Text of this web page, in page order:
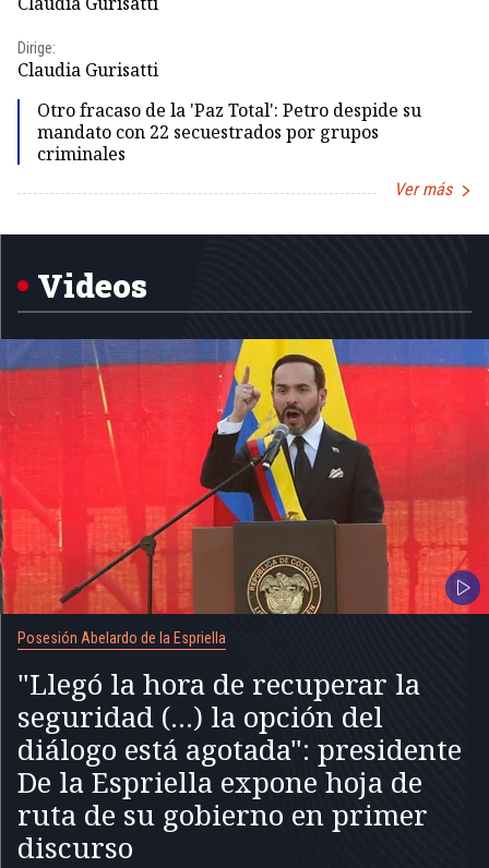
Dirige:
Claudia Gurisatti
Otro fracaso de la 'Paz Total': Petro despide su
mandato con 22 secuestrados por grupos
criminales
Ver más
Videos
Posesión Abelardo de la Espriella
"Llegó la hora de recuperar la
seguridad (...) la opción del
diálogo está agotada": presidente
De la Espriella expone hoja de
ruta de su gobierno en primer
discurso